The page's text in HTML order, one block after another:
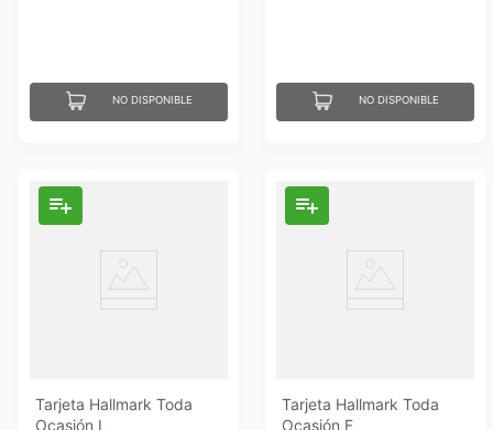
NO DISPONIBLE NO DISPONIBLE
Tarjeta Hallmark Toda
Ocasión L
Tarjeta Hallmark Toda
Ocasión F